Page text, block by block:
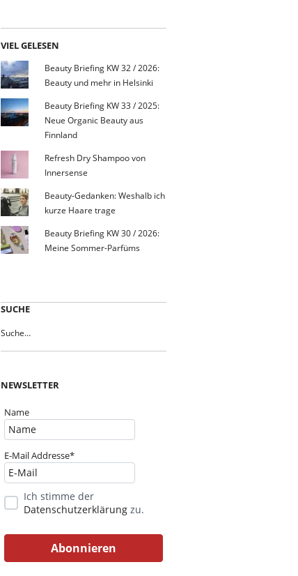
VIEL GELESEN
Beauty Briefing KW 32 / 2026:
Beauty und mehr in Helsinki
Beauty Briefing KW 33 / 2025:
Neue Organic Beauty aus
Finnland
Refresh Dry Shampoo von
Innersense
Beauty-Gedanken: Weshalb ich
kurze Haare trage
Beauty Briefing KW 30 / 2026:
Meine Sommer-Parfüms
SUCHE
NEWSLETTER
Name
E-Mail Addresse*
Ich stimme der
Datenschutzerklärung zu.